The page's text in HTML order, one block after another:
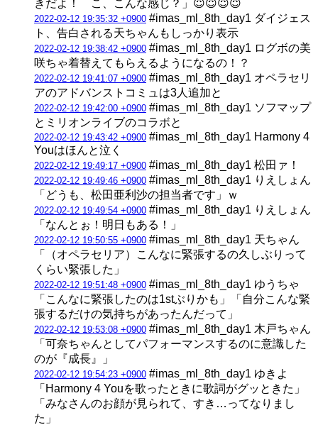
きだよ！ こ、こんな感じ？」😇😇😇😇
2022-02-12 19:35:32 +0900 #imas_ml_8th_day1 ダイジェス
ト、告白される天ちゃんもしっかり表示
2022-02-12 19:38:42 +0900 #imas_ml_8th_day1 ログボの美
咲ちゃ着替えてもらえるようになるの！？
2022-02-12 19:41:07 +0900 #imas_ml_8th_day1 オペラセリ
アのアドバンストコミュは3人追加と
2022-02-12 19:42:00 +0900 #imas_ml_8th_day1 ソフマップ
とミリオンライブのコラボと
2022-02-12 19:43:42 +0900 #imas_ml_8th_day1 Harmony 4
Youはほんと泣く
2022-02-12 19:49:17 +0900 #imas_ml_8th_day1 松田ァ！
2022-02-12 19:49:46 +0900 #imas_ml_8th_day1 りえしょん
「どうも、松田亜利沙の担当者です」ｗ
2022-02-12 19:49:54 +0900 #imas_ml_8th_day1 りえしょん
「なんとぉ！明日もある！」
2022-02-12 19:50:55 +0900 #imas_ml_8th_day1 天ちゃん
「（オペラセリア）こんなに緊張するの久しぶりって
くらい緊張した」
2022-02-12 19:51:48 +0900 #imas_ml_8th_day1 ゆうちゃ
「こんなに緊張したのは1stぶりかも」「自分こんな緊
張するだけの気持ちがあったんだって」
2022-02-12 19:53:08 +0900 #imas_ml_8th_day1 木戸ちゃん
「可奈ちゃんとしてパフォーマンスするのに意識した
のが『成長』」
2022-02-12 19:54:23 +0900 #imas_ml_8th_day1 ゆきよ
「Harmony 4 Youを歌ったときに歌詞がグッときた」
「みなさんのお顔が見られて、すき…ってなりまし
た」